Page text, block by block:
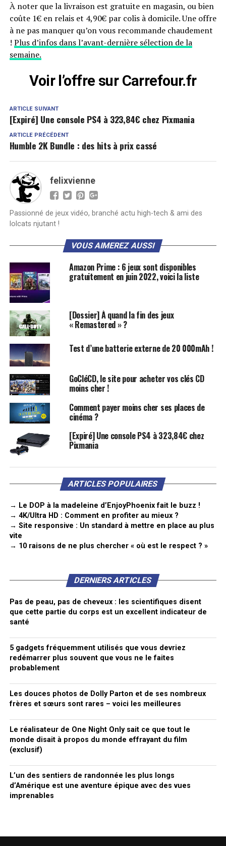
À noter que la livraison est gratuite en magasin, ou bien
coûte 1€ en relais et 4,90€ par colis à domicile. Une offre
à ne pas manquer qu’on vous recommande chaudement
! Plus d’infos dans l’avant-dernière sélection de la
semaine.
Voir l’offre sur Carrefour.fr
ARTICLE SUIVANT
[Expiré] Une console PS4 à 323,84€ chez Pixmania
ARTICLE PRÉCÉDENT
Humble 2K Bundle : des hits à prix cassé
felixvienne
Passionné de jeux vidéo, branché actu high-tech & ami des
lolcats njutant !
VOUS AIMEREZ AUSSI
Amazon Prime : 6 jeux sont disponibles
gratuitement en juin 2022, voici la liste
[Dossier] À quand la fin des jeux
« Remastered » ?
Test d’une batterie externe de 20 000mAh !
GoCléCD, le site pour acheter vos clés CD
moins cher !
Comment payer moins cher ses places de
cinéma ?
[Expiré] Une console PS4 à 323,84€ chez
Pixmania
ARTICLES POPULAIRES
→ Le DOP à la madeleine d’EnjoyPhoenix fait le buzz !
→ 4K/Ultra HD : Comment en profiter au mieux ?
→ Site responsive : Un standard à mettre en place au plus
vite
→ 10 raisons de ne plus chercher « où est le respect ? »
DERNIERS ARTICLES
Pas de peau, pas de cheveux : les scientifiques disent
que cette partie du corps est un excellent indicateur de
santé
5 gadgets fréquemment utilisés que vous devriez
redémarrer plus souvent que vous ne le faites
probablement
Les douces photos de Dolly Parton et de ses nombreux
frères et sœurs sont rares – voici les meilleures
Le réalisateur de One Night Only sait ce que tout le
monde disait à propos du monde effrayant du film
(exclusif)
L’un des sentiers de randonnée les plus longs
d’Amérique est une aventure épique avec des vues
imprenables